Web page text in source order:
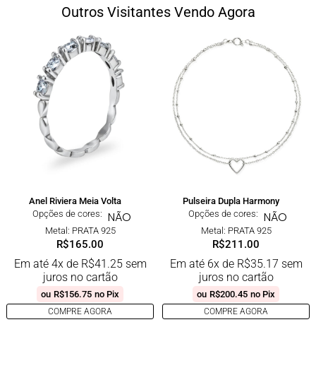
Outros Visitantes Vendo Agora
Anel Riviera Meia Volta
Opções de cores: NÃO
Metal: PRATA 925
R$165.00
Em até 4x de R$41.25sem
juros no cartão
ou R$156.75 no Pix
COMPRE AGORA
Pulseira Dupla Harmony
Opções de cores: NÃO
Metal: PRATA 925
R$211.00
Em até 6x de R$35.17 sem
juros no cartão
ou R$200.45 no Pix
COMPRE AGORA